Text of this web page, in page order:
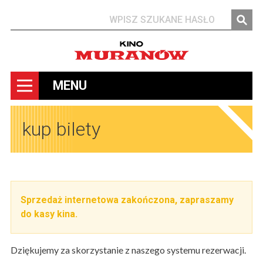
MENU
kup bilety
Sprzedaż internetowa zakończona, zapraszamy
do kasy kina.
Dziękujemy za skorzystanie z naszego systemu rezerwacji.